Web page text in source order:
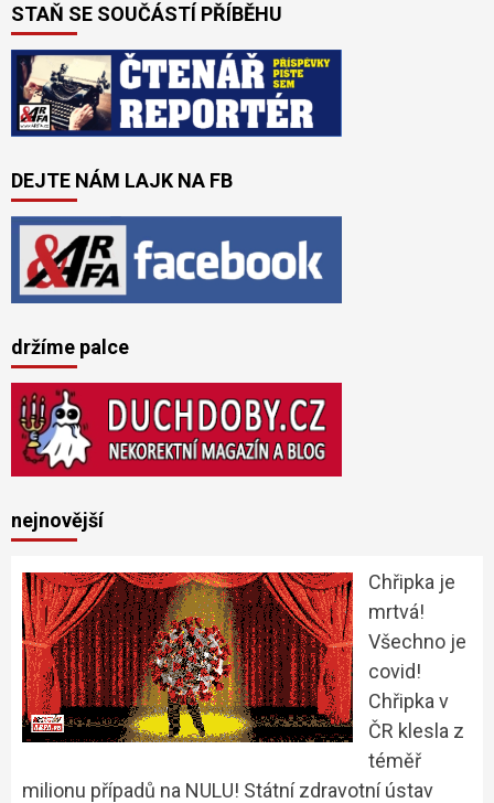
STAŇ SE SOUČÁSTÍ PŘÍBĚHU
DEJTE NÁM LAJK NA FB
držíme palce
nejnovější
Chřipka je
mrtvá!
Všechno je
covid!
Chřipka v
ČR klesla z
téměř
milionu případů na NULU! Státní zdravotní ústav